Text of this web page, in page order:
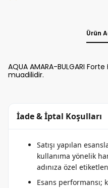
Ürün
AQUA AMARA-BULGARI
muadilidir.
İade & İptal Koşulları
Satışı yapılan
kullanıma yönelik
adınıza özel
Esans performansı;